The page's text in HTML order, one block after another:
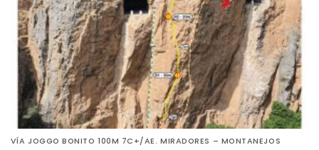
VÍA JOGGO BONITO 100M 7C+/AE. MIRADORES – MONTANEJOS